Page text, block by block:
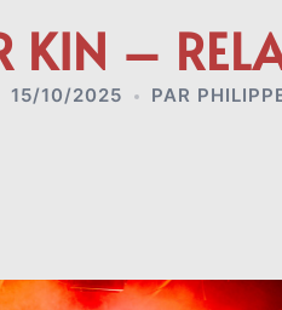
KIN –
15/10/2025 PAR